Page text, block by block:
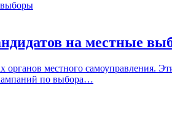
на местные
органов местного
по выбора…